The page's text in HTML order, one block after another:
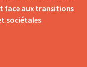
face aux transitions
sociétales